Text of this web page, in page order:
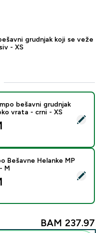
grudnjak koji se veže
- XS
ženski Tempo bešavni
bešavni grudnjak
vrata - crni - XS
Tempo Bešavne
Bešavne Helanke MP
M
BAM 237.97‎